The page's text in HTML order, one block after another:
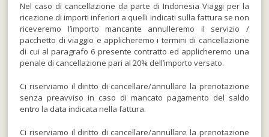
Nel caso di cancellazione da parte di Indonesia Viaggi per la
ricezione di importi inferiori a quelli indicati sulla fattura se non
riceveremo l’importo mancante annulleremo il servizio /
pacchetto di viaggio e applicheremo i termini di cancellazione
di cui al paragrafo 6 presente contratto ed applicheremo una
penale di cancellazione pari al 20% dell’importo versato.
Ci riserviamo il diritto di cancellare/annullare la prenotazione
senza preavviso in caso di mancato pagamento del saldo
entro la data indicata nella fattura.
Ci riserviamo il diritto di cancellare/annullare la prenotazione